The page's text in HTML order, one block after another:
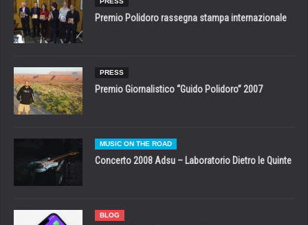
Premio Polidoro rassegna stampa internazionale
PRESS
Premio Giornalistico “Guido Polidoro” 2007
MUSIC ON THE ROAD
Concerto 2008 Adsu – Laboratorio Dietro le Quinte
BLOG